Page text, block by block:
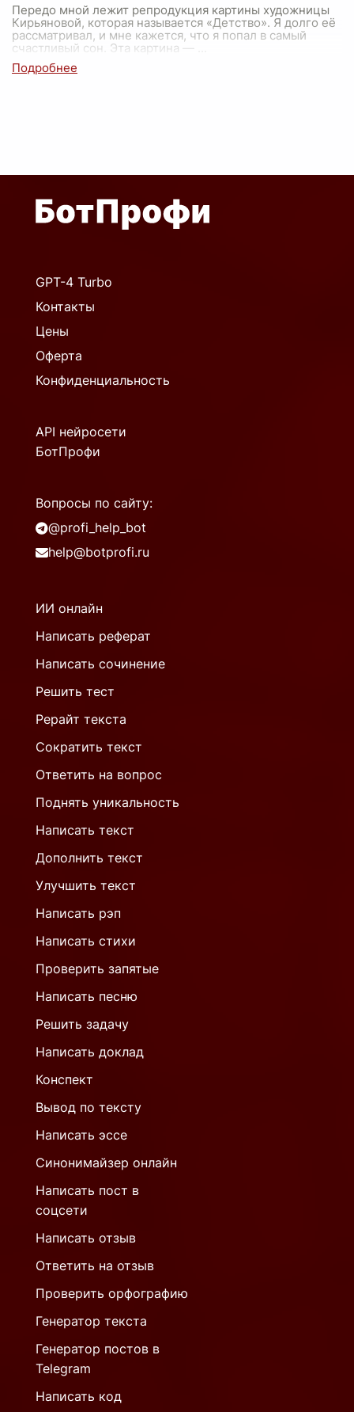
Передо мной лежит репродукция картины художницы
Кирьяновой, которая называется «Детство». Я долго её
рассматривал, и мне кажется, что я попал в самый
счастливый сон. Эта картина —
GPT-4 Turbo
Контакты
Цены
Оферта
Конфиденциальность
API нейросети
БотПрофи
Вопросы по сайту:
@profi_help_bot
help@botprofi.ru
ИИ онлайн
Написать реферат
Написать сочинение
Решить тест
Рерайт текста
Сократить текст
Ответить на вопрос
Поднять уникальность
Написать текст
Дополнить текст
Улучшить текст
Написать рэп
Написать стихи
Проверить запятые
Написать песню
Решить задачу
Написать доклад
Конспект
Вывод по тексту
Написать эссе
Синонимайзер онлайн
Написать пост в
соцсети
Написать отзыв
Ответить на отзыв
Проверить орфографию
Генератор текста
Генератор постов в
Telegram
Написать код